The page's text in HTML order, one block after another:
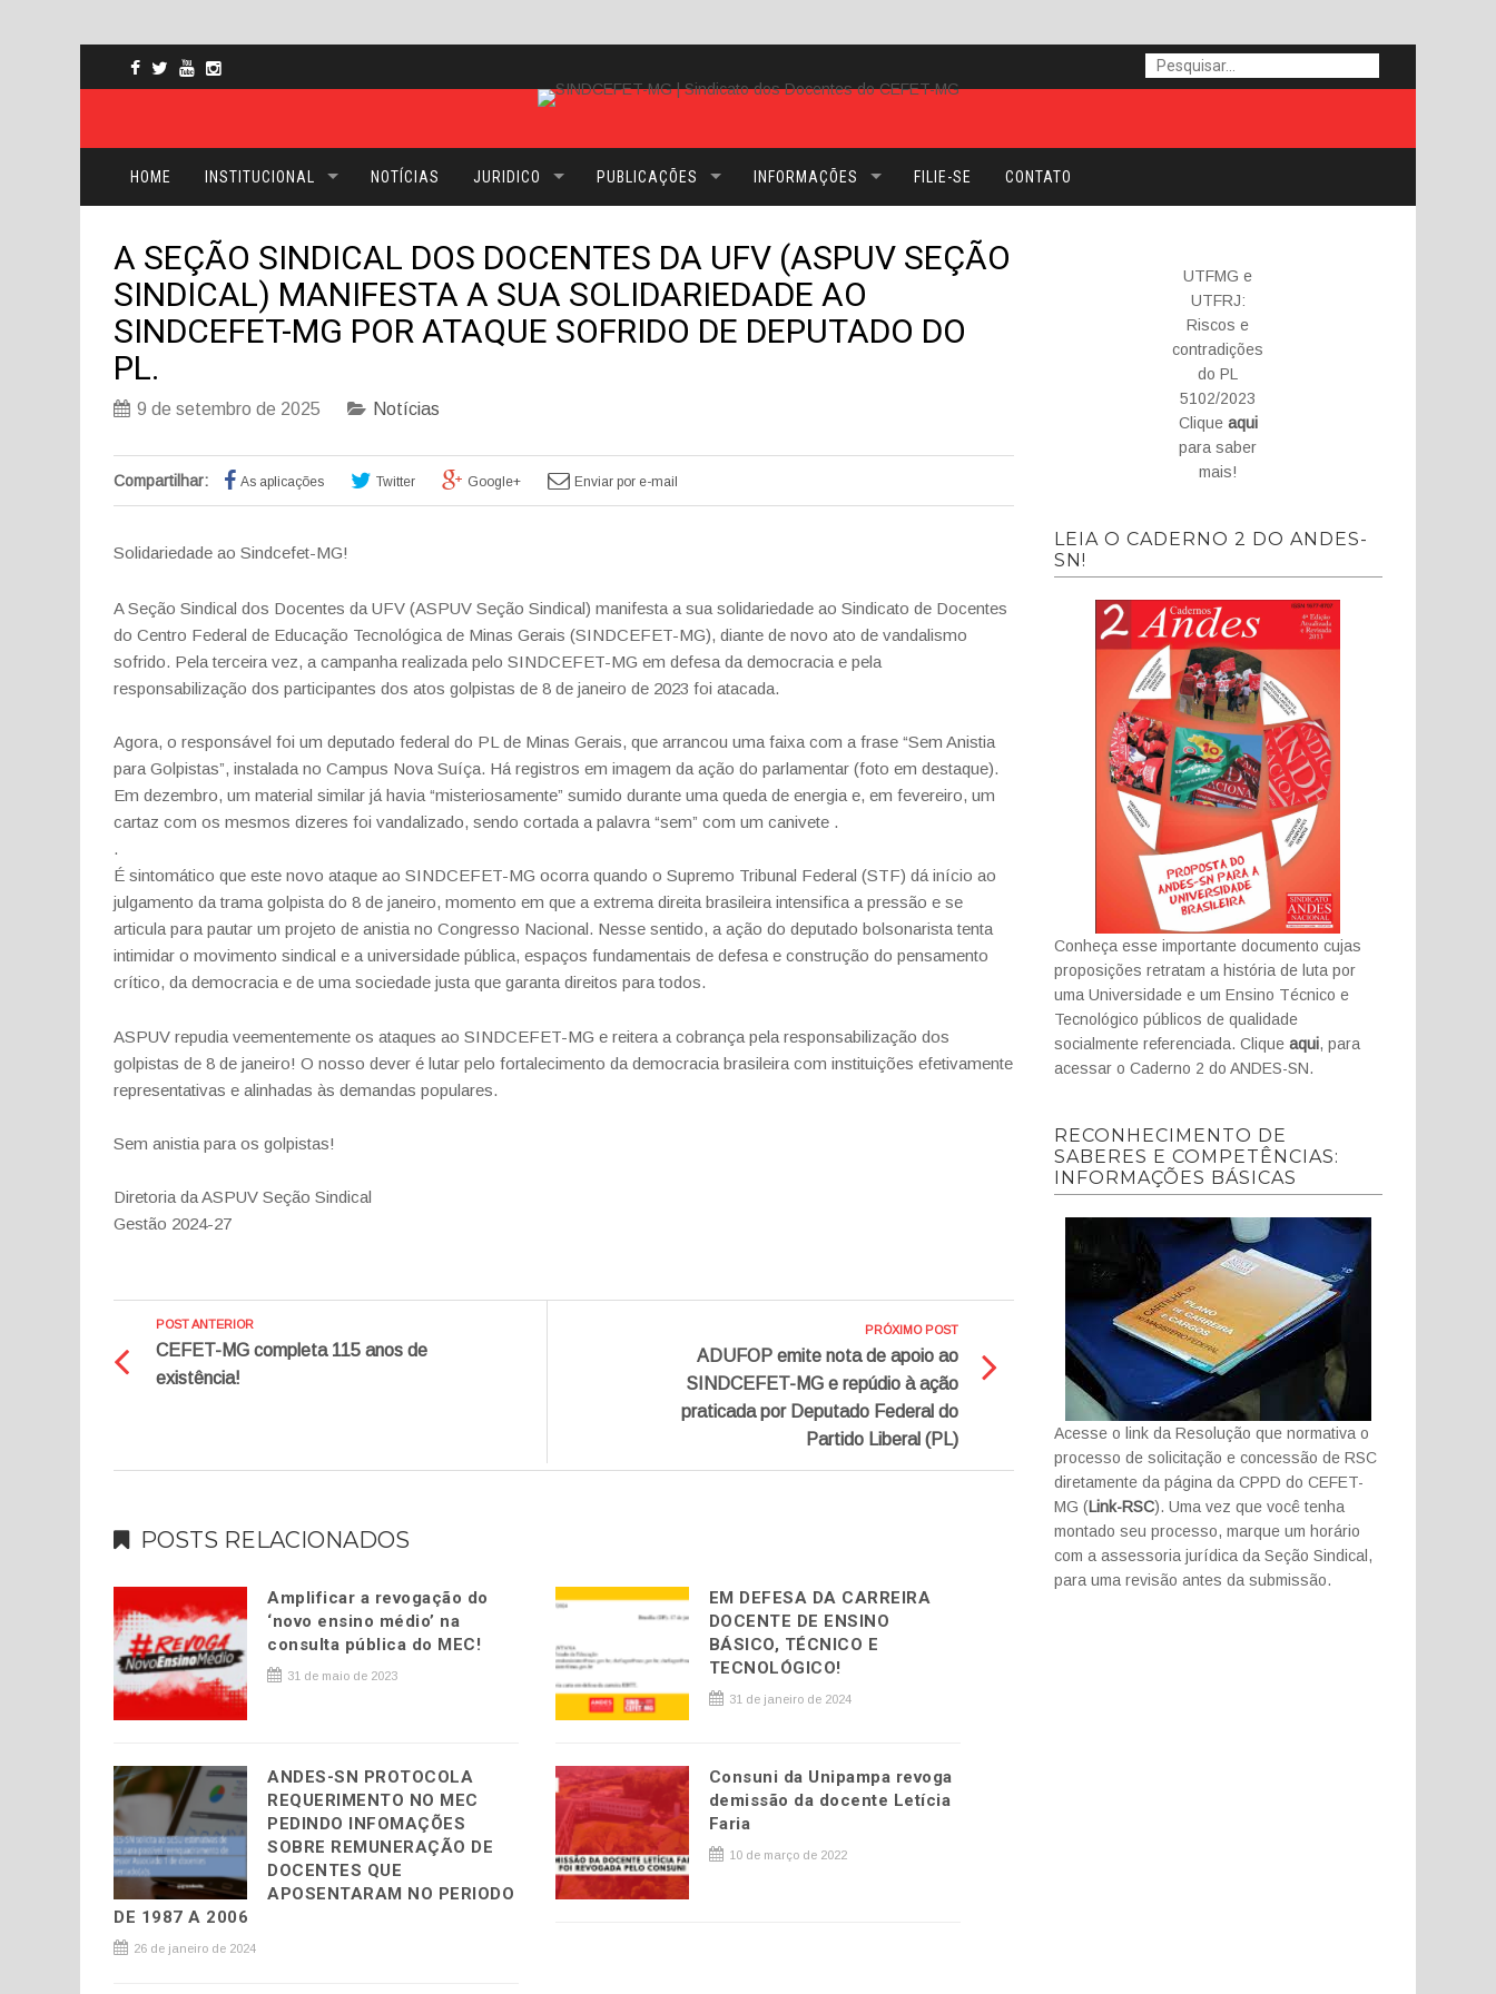
HOME INSTITUCIONAL NOTÍCIAS JURIDICO PUBLICAÇÕES INFORMAÇÕES FILIE-SE CONTATO
A SEÇÃO SINDICAL DOS DOCENTES DA UFV (ASPUV SEÇÃO
SINDICAL) MANIFESTA A SUA SOLIDARIEDADE AO
SINDCEFET-MG POR ATAQUE SOFRIDO DE DEPUTADO DO
PL.
9 de setembro de 2025 Notícias
Compartilhar: As aplicações Twitter Google+ Enviar por e-mail
Solidariedade ao Sindcefet-MG!
A Seção Sindical dos Docentes da UFV (ASPUV Seção Sindical) manifesta a sua solidariedade ao Sindicato de Docentes
do Centro Federal de Educação Tecnológica de Minas Gerais (SINDCEFET-MG), diante de novo ato de vandalismo
sofrido. Pela terceira vez, a campanha realizada pelo SINDCEFET-MG em defesa da democracia e pela
responsabilização dos participantes dos atos golpistas de 8 de janeiro de 2023 foi atacada.
Agora, o responsável foi um deputado federal do PL de Minas Gerais, que arrancou uma faixa com a frase “Sem Anistia
para Golpistas”, instalada no Campus Nova Suíça. Há registros em imagem da ação do parlamentar (foto em destaque).
Em dezembro, um material similar já havia “misteriosamente” sumido durante uma queda de energia e, em fevereiro, um
cartaz com os mesmos dizeres foi vandalizado, sendo cortada a palavra “sem” com um canivete .
.
É sintomático que este novo ataque ao SINDCEFET-MG ocorra quando o Supremo Tribunal Federal (STF) dá início ao
julgamento da trama golpista do 8 de janeiro, momento em que a extrema direita brasileira intensifica a pressão e se
articula para pautar um projeto de anistia no Congresso Nacional. Nesse sentido, a ação do deputado bolsonarista tenta
intimidar o movimento sindical e a universidade pública, espaços fundamentais de defesa e construção do pensamento
crítico, da democracia e de uma sociedade justa que garanta direitos para todos.
ASPUV repudia veementemente os ataques ao SINDCEFET-MG e reitera a cobrança pela responsabilização dos
golpistas de 8 de janeiro! O nosso dever é lutar pelo fortalecimento da democracia brasileira com instituições efetivamente
representativas e alinhadas às demandas populares.
Sem anistia para os golpistas!
Diretoria da ASPUV Seção Sindical
Gestão 2024-27
POST ANTERIOR
CEFET-MG completa 115 anos de
existência!
PRÓXIMO POST
ADUFOP emite nota de apoio ao
SINDCEFET-MG e repúdio à ação
praticada por Deputado Federal do
Partido Liberal (PL)
POSTS RELACIONADOS
Amplificar a revogação do
‘novo ensino médio’ na
consulta pública do MEC!
31 de maio de 2023
EM DEFESA DA CARREIRA
DOCENTE DE ENSINO
BÁSICO, TÉCNICO E
TECNOLÓGICO!
31 de janeiro de 2024
ANDES-SN PROTOCOLA
REQUERIMENTO NO MEC
PEDINDO INFOMAÇÕES
SOBRE REMUNERAÇÃO DE
DOCENTES QUE
APOSENTARAM NO PERIODO
DE 1987 A 2006
26 de janeiro de 2024
Consuni da Unipampa revoga
demissão da docente Letícia
Faria
10 de março de 2022
UTFMG e
UTFRJ:
Riscos e
contradições
do PL
5102/2023
Clique aqui
para saber
mais!
LEIA O CADERNO 2 DO ANDES-
SN!
Conheça esse importante documento cujas
proposições retratam a história de luta por
uma Universidade e um Ensino Técnico e
Tecnológico públicos de qualidade
socialmente referenciada. Clique aqui, para
acessar o Caderno 2 do ANDES-SN.
RECONHECIMENTO DE
SABERES E COMPETÊNCIAS:
INFORMAÇÕES BÁSICAS
Acesse o link da Resolução que normativa o
processo de solicitação e concessão de RSC
diretamente da página da CPPD do CEFET-
MG (Link-RSC). Uma vez que você tenha
montado seu processo, marque um horário
com a assessoria jurídica da Seção Sindical,
para uma revisão antes da submissão.